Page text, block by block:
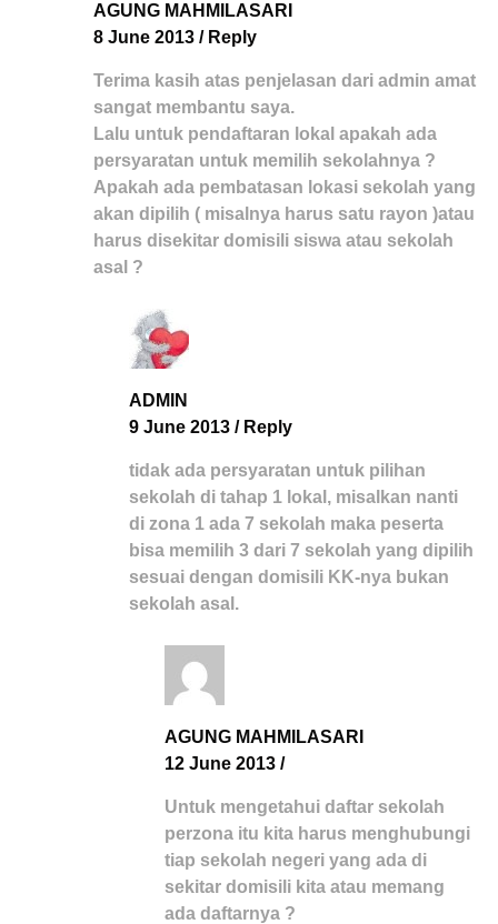
AGUNG MAHMILASARI
8 June 2013 / Reply
Terima kasih atas penjelasan dari admin amat
sangat membantu saya.
Lalu untuk pendaftaran lokal apakah ada
persyaratan untuk memilih sekolahnya ?
Apakah ada pembatasan lokasi sekolah yang
akan dipilih ( misalnya harus satu rayon )atau
harus disekitar domisili siswa atau sekolah
asal ?
ADMIN
9 June 2013 / Reply
tidak ada persyaratan untuk pilihan
sekolah di tahap 1 lokal, misalkan nanti
di zona 1 ada 7 sekolah maka peserta
bisa memilih 3 dari 7 sekolah yang dipilih
sesuai dengan domisili KK-nya bukan
sekolah asal.
AGUNG MAHMILASARI
12 June 2013 /
Untuk mengetahui daftar sekolah
perzona itu kita harus menghubungi
tiap sekolah negeri yang ada di
sekitar domisili kita atau memang
ada daftarnya ?